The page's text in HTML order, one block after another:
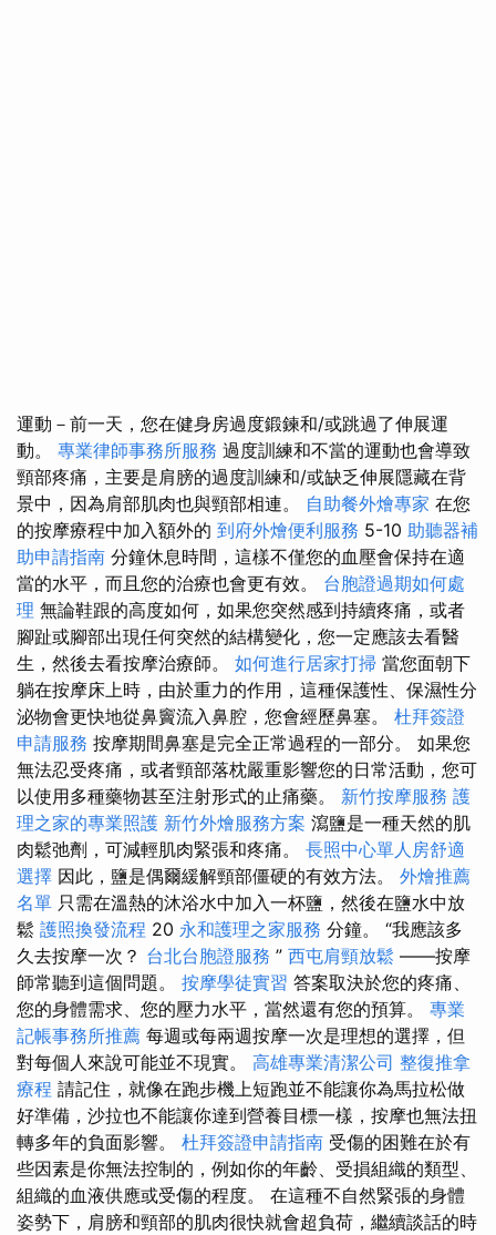
運動－前一天，您在健身房過度鍛鍊和/或跳過了伸展運
動。 專業律師事務所服務 過度訓練和不當的運動也會導致
頸部疼痛，主要是肩膀的過度訓練和/或缺乏伸展隱藏在背
景中，因為肩部肌肉也與頸部相連。 自助餐外燴專家 在您
的按摩療程中加入額外的 到府外燴便利服務 5-10 助聽器補
助申請指南 分鐘休息時間，這樣不僅您的血壓會保持在適
當的水平，而且您的治療也會更有效。 台胞證過期如何處
理 無論鞋跟的高度如何，如果您突然感到持續疼痛，或者
腳趾或腳部出現任何突然的結構變化，您一定應該去看醫
生，然後去看按摩治療師。 如何進行居家打掃 當您面朝下
躺在按摩床上時，由於重力的作用，這種保護性、保濕性分
泌物會更快地從鼻竇流入鼻腔，您會經歷鼻塞。 杜拜簽證
申請服務 按摩期間鼻塞是完全正常過程的一部分。 如果您
無法忍受疼痛，或者頸部落枕嚴重影響您的日常活動，您可
以使用多種藥物甚至注射形式的止痛藥。 新竹按摩服務 護
理之家的專業照護 新竹外燴服務方案 瀉鹽是一種天然的肌
肉鬆弛劑，可減輕肌肉緊張和疼痛。 長照中心單人房舒適
選擇 因此，鹽是偶爾緩解頸部僵硬的有效方法。 外燴推薦
名單 只需在溫熱的沐浴水中加入一杯鹽，然後在鹽水中放
鬆 護照換發流程 20 永和護理之家服務 分鐘。 “我應該多
久去按摩一次？ 台北台胞證服務 ” 西屯肩頸放鬆 ——按摩
師常聽到這個問題。 按摩學徒實習 答案取決於您的疼痛、
您的身體需求、您的壓力水平，當然還有您的預算。 專業
記帳事務所推薦 每週或每兩週按摩一次是理想的選擇，但
對每個人來說可能並不現實。 高雄專業清潔公司 整復推拿
療程 請記住，就像在跑步機上短跑並不能讓你為馬拉松做
好準備，沙拉也不能讓你達到營養目標一樣，按摩也無法扭
轉多年的負面影響。 杜拜簽證申請指南 受傷的困難在於有
些因素是你無法控制的，例如你的年齡、受損組織的類型、
組織的血液供應或受傷的程度。 在這種不自然緊張的身體
姿勢下，肩膀和頸部的肌肉很快就會超負荷，繼續談話的時